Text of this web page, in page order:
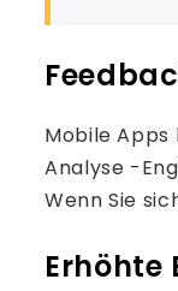
Mobile
Analyse -
Wenn Sie
Erhöhte